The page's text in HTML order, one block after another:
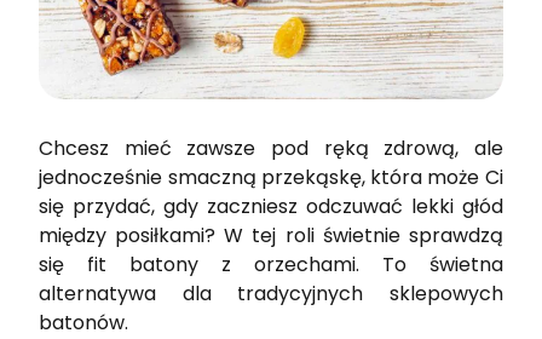
Chcesz mieć zawsze pod ręką zdrową, ale
jednocześnie smaczną przekąskę, która może Ci
się przydać, gdy zaczniesz odczuwać lekki głód
między posiłkami? W tej roli świetnie sprawdzą
się fit batony z orzechami. To świetna
alternatywa dla tradycyjnych sklepowych
batonów.